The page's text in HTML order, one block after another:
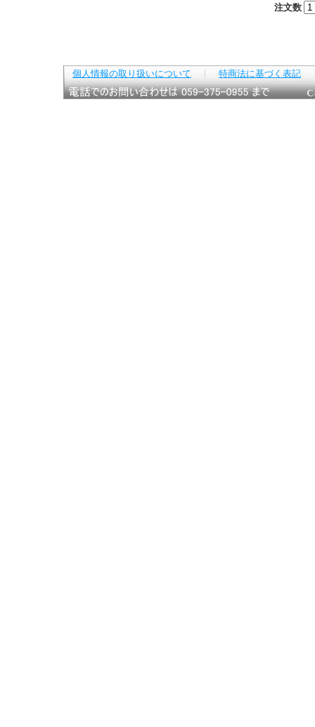
注文数
個人情報の取り扱いについて 特商法に基づく表記